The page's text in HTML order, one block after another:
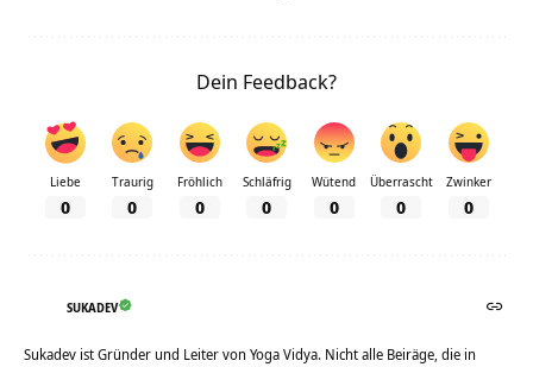
Dein Feedback?
Liebe
0
Traurig
0
Fröhlich
0
Schläfrig
0
Wütend
0
Überrascht
0
Zwinker
0
SUKADEV
Sukadev ist Gründer und Leiter von Yoga Vidya. Nicht alle Beiräge, die in